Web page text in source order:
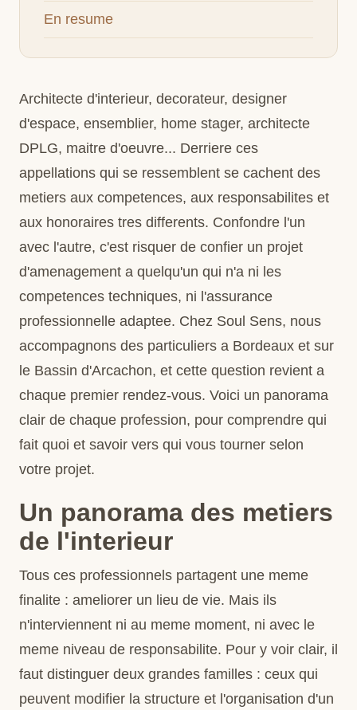
En resume
Architecte d'interieur, decorateur, designer
d'espace, ensemblier, home stager, architecte
DPLG, maitre d'oeuvre... Derriere ces
appellations qui se ressemblent se cachent des
metiers aux competences, aux responsabilites et
aux honoraires tres differents. Confondre l'un
avec l'autre, c'est risquer de confier un projet
d'amenagement a quelqu'un qui n'a ni les
competences techniques, ni l'assurance
professionnelle adaptee. Chez Soul Sens, nous
accompagnons des particuliers a Bordeaux et sur
le Bassin d'Arcachon, et cette question revient a
chaque premier rendez-vous. Voici un panorama
clair de chaque profession, pour comprendre qui
fait quoi et savoir vers qui vous tourner selon
votre projet.
Un panorama des metiers
de l'interieur
Tous ces professionnels partagent une meme
finalite : ameliorer un lieu de vie. Mais ils
n'interviennent ni au meme moment, ni avec le
meme niveau de responsabilite. Pour y voir clair, il
faut distinguer deux grandes familles : ceux qui
peuvent modifier la structure et l'organisation d'un